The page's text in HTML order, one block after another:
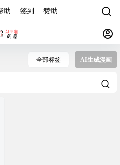
助 签到 赞助
全部标签 AI生成漫画